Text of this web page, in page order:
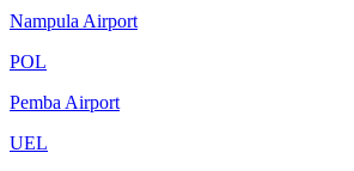
Nampula Airport
POL
Pemba Airport
UEL